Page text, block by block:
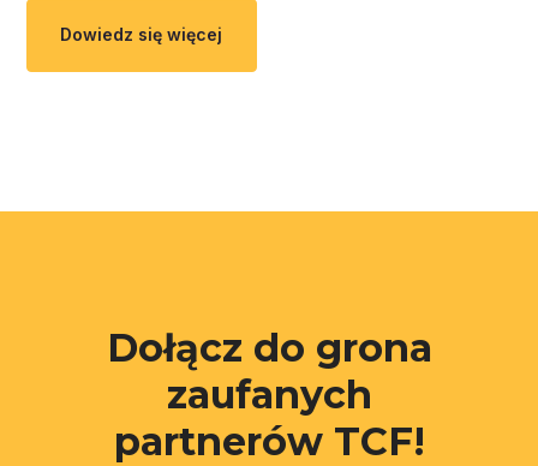
Dowiedz się więcej
Dołącz do grona
zaufanych
partnerów TCF!